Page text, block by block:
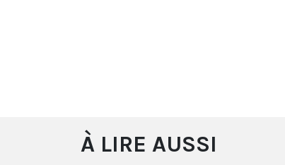
À LIRE AUSSI